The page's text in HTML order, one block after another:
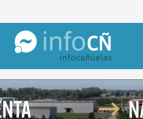
InfoCañuelas